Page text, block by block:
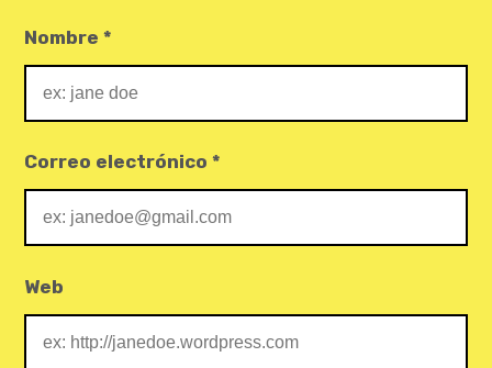
Nombre*
Correo electrónico*
Web